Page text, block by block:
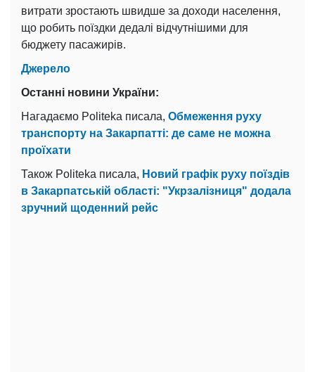
витрати зростають швидше за доходи населення,
що робить поїздки дедалі відчутнішими для
бюджету пасажирів.
Джерело
Останні новини України:
Нагадаємо Politeka писала, Обмеження руху
транспорту на Закарпатті: де саме не можна
проїхати
Також Politeka писала, Новий графік руху поїздів
в Закарпатській області: "Укрзалізниця" додала
зручний щоденний рейс